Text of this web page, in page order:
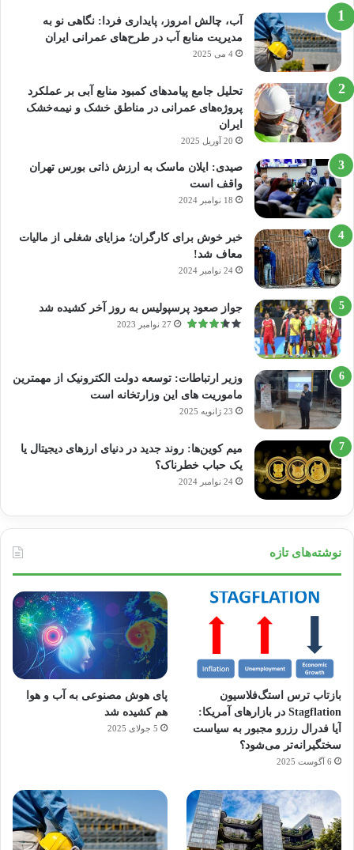
آب، چالش امروز، پایداری فردا: نگاهی نو به
مدیریت منابع آب در طرح‌های عمرانی ایران
4 می 2025
تحلیل جامع پیامدهای کمبود منابع آبی بر عملکرد
پروژه‌های عمرانی در مناطق خشک و نیمه‌خشک
ایران
20 آوریل 2025
صیدی: ایلان ماسک به ارزش ذاتی بورس تهران
واقف است
18 نوامبر 2024
خبر خوش برای کارگران؛ مزایای شغلی از مالیات
معاف شد!
24 نوامبر 2024
جواز صعود پرسپولیس به روز آخر کشیده شد
27 نوامبر 2023
وزیر ارتباطات: توسعه دولت الکترونیک از مهمترین
ماموریت های این وزارتخانه است
23 ژانویه 2025
میم کوین‌ها: روند جدید در دنیای ارزهای دیجیتال یا
یک حباب خطرناک؟
24 نوامبر 2024
نوشته‌های تازه
بازتاب ترس استگ‌فلاسیون
Stagflation در بازارهای آمریکا:
آیا فدرال رزرو مجبور به سیاست
سختگیرانه‌تر می‌شود؟
6 آگوست 2025
پای هوش مصنوعی به آب و هوا
هم کشیده شد
5 جولای 2025